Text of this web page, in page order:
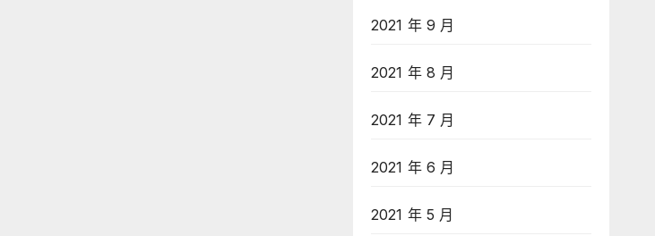
2021 年 9 月
2021 年 8 月
2021 年 7 月
2021 年 6 月
2021 年 5 月